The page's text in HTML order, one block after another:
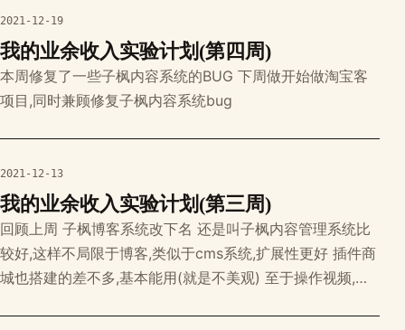
2021-12-19
我的业余收入实验计划(第四周)
本周修复了一些子枫内容系统的BUG 下周做开始做淘宝客
项目,同时兼顾修复子枫内容系统bug
2021-12-13
我的业余收入实验计划(第三周)
回顾上周 子枫博客系统改下名 还是叫子枫内容管理系统比
较好,这样不局限于博客,类似于cms系统,扩展性更好 插件商
城也搭建的差不多,基本能用(就是不美观) 至于操作视频,今